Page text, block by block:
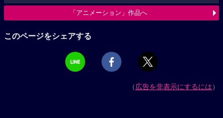
「アニメーション」作品へ
このページをシェアする
（広告を非表示にするには）